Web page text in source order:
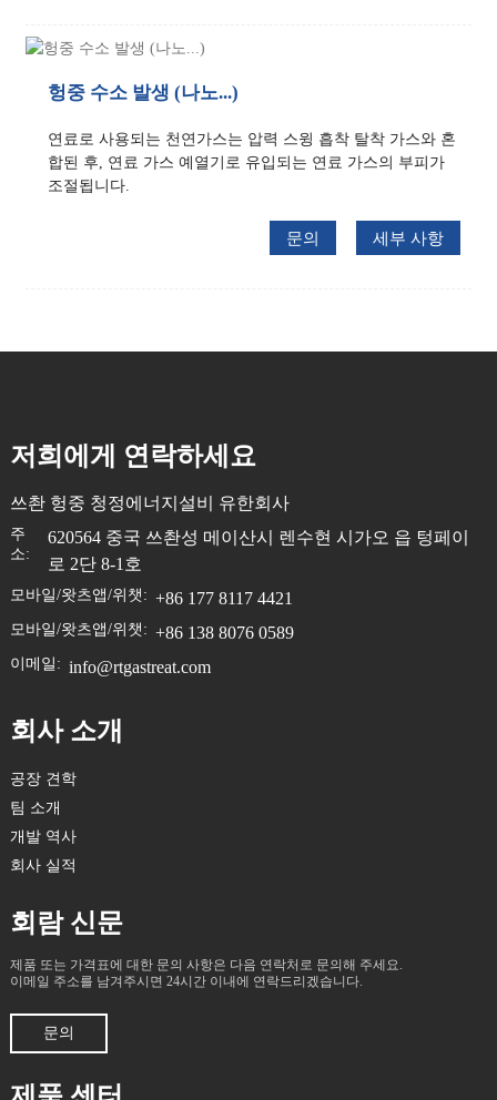
헝중 수소 발생 (나노...)
연료로 사용되는 천연가스는 압력 스윙 흡착 탈착 가스와 혼
합된 후, 연료 가스 예열기로 유입되는 연료 가스의 부피가
조절됩니다.
문의 세부 사항
저희에게 연락하세요
쓰촨 헝중 청정에너지설비 유한회사
주
소:
620564 중국 쓰촨성 메이산시 렌수현 시가오 읍 텅페이
로 2단 8-1호
모바일/왓츠앱/위챗: +86 177 8117 4421
모바일/왓츠앱/위챗: +86 138 8076 0589
이메일: info@rtgastreat.com
회사 소개
공장 견학
팀 소개
개발 역사
회사 실적
회람 신문
제품 또는 가격표에 대한 문의 사항은 다음 연락처로 문의해 주세요.
이메일 주소를 남겨주시면 24시간 이내에 연락드리겠습니다.
문의